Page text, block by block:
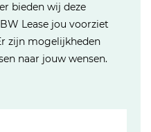
bieden wij deze
Lease jou voorziet
zijn mogelijkheden
naar jouw wensen.